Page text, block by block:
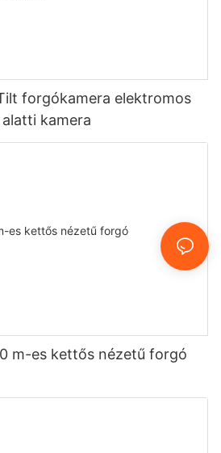
forgókamera elektromos
kamera
m-es kettős nézetű forgó